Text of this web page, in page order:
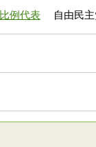
比例代表 自由民